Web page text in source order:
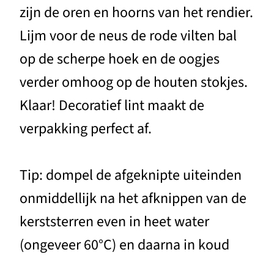
zijn de oren en hoorns van het rendier.
Lijm voor de neus de rode vilten bal
op de scherpe hoek en de oogjes
verder omhoog op de houten stokjes.
Klaar! Decoratief lint maakt de
verpakking perfect af.
Tip: dompel de afgeknipte uiteinden
onmiddellijk na het afknippen van de
kerststerren even in heet water
(ongeveer 60°C) en daarna in koud